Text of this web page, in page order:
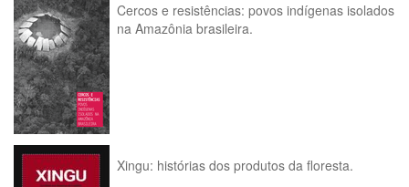
Cercos e resistências: povos indígenas isolados
na Amazônia brasileira.
Xingu: histórias dos produtos da floresta.